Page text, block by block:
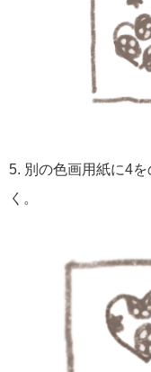
5. 別の色画用紙に4
く。